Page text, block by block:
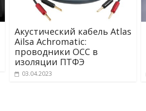
Акустический кабель Atlas
Ailsa Achromatic:
проводники OCC в
изоляции ПТФЭ
03.04.2023